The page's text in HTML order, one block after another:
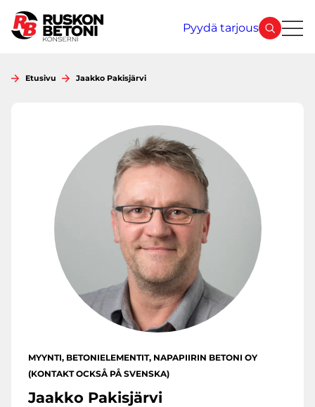
sisältöön
Pyydä tarjous
Etusivu Jaakko Pakisjärvi
MYYNTI, BETONIELEMENTIT, NAPAPIIRIN BETONI OY
(KONTAKT OCKSÅ PÅ SVENSKA)
Jaakko Pakisjärvi